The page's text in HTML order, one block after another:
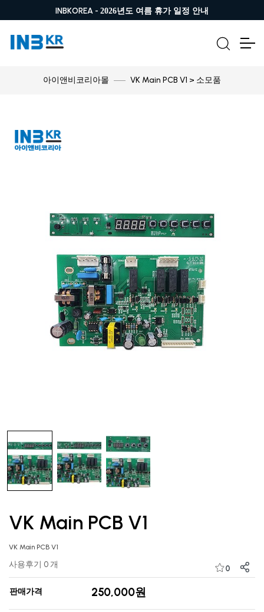
INBKOREA - 2026년도 여름 휴가 일정 안내
아이앤비코리아몰 VK Main PCB V1 > 소모품
VK Main PCB V1
VK Main PCB V1
사용후기 0 개 0
판매가격 250,000원